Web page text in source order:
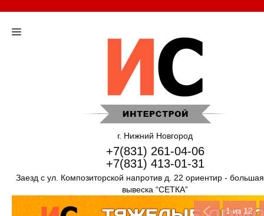
г. Нижний Новгород
+7(831) 261-04-06
+7(831) 413-01-31
Заезд с ул. Композиторской напротив д. 22 ориентир -
вывеска “СЕТКА”
1из 12